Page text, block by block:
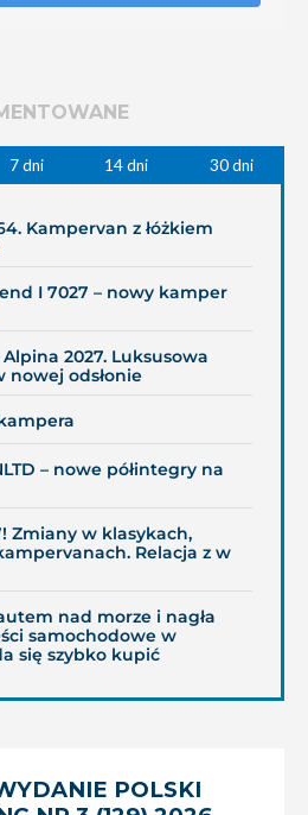
7 dni 14 dni 30 dni
Kampervan z łóżkiem
I 7027 – nowy kamper
2027. Luksusowa
nowej odsłonie
– nowe półintegry na
Zmiany w klasykach,
Relacja z w
nad morze i nagła
samochodowe w
się szybko kupić
POLSKI